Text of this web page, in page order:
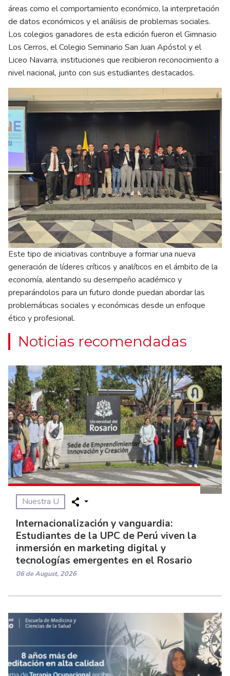
áreas como el comportamiento económico, la interpretación
de datos económicos y el análisis de problemas sociales.
Los colegios ganadores de esta edición fueron el Gimnasio
Los Cerros, el Colegio Seminario San Juan Apóstol y el
Liceo Navarra, instituciones que recibieron reconocimiento a
nivel nacional, junto con sus estudiantes destacados.
Este tipo de iniciativas contribuye a formar una nueva
generación de líderes críticos y analíticos en el ámbito de la
economía, alentando su desempeño académico y
preparándolos para un futuro donde puedan abordar las
problemáticas sociales y económicas desde un enfoque
ético y profesional.
Noticias recomendadas
Nuestra U
Internacionalización y vanguardia:
Estudiantes de la UPC de Perú viven la
inmersión en marketing digital y
tecnologías emergentes en el Rosario
06 de August, 2026